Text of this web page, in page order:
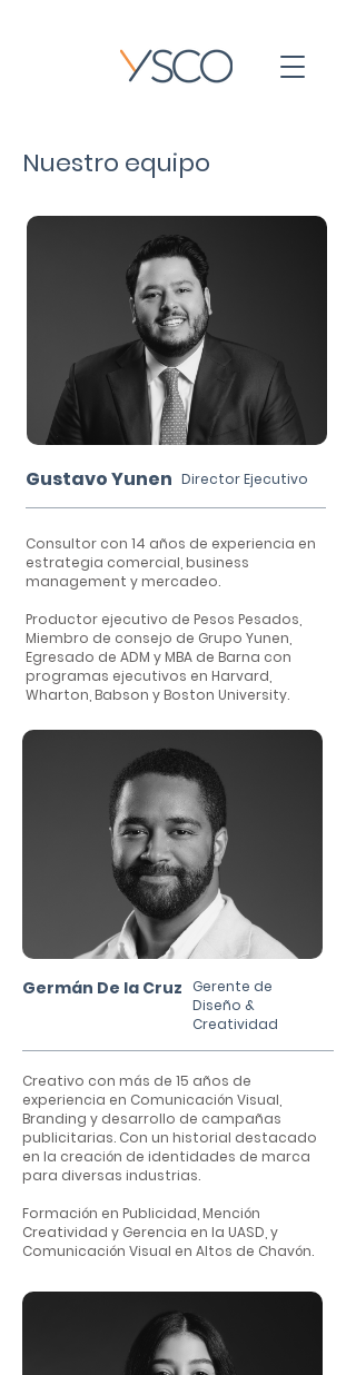
Nuestro equipo
Gustavo Yunen Director Ejecutivo
Consultor con 14 años de experiencia en
estrategia comercial, business
management y mercadeo.
Productor ejecutivo de Pesos Pesados,
Miembro de consejo de Grupo Yunen,
Egresado de ADM y MBA de Barna con
programas ejecutivos en Harvard,
Wharton, Babson y Boston University.
Germán De la Cruz
Gerente de
Diseño &
Creatividad
Creativo con más de 15 años de
experiencia en Comunicación Visual,
Branding y desarrollo de campañas
publicitarias. Con un historial destacado
en la creación de identidades de marca
para diversas industrias.
Formación en Publicidad, Mención
Creatividad y Gerencia en la UASD, y
Comunicación Visual en Altos de Chavón.